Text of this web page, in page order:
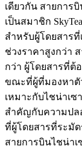
เดียวกัน สายการ
เป็นสมาชิก
สำหรับผู้โดยสาร
ช่วงราคาสูงกว่า
กว่า ผู้โดยสารที่ต้
ขณะที่ผู้ที่มองหาตั
เหมาะกับไชน่าเ
สำคัญกับความปล
ที่ผู้โดยสารที่ระมั
สายการบินไชน่าเ